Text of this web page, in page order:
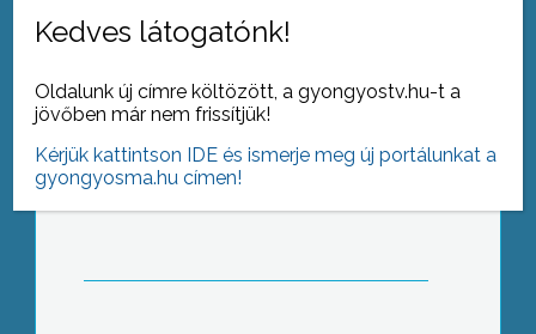
Szigorodó ellenőrzések a
Kedves látogatónk!
Oldalunk új címre költözött, a gyongyostv.hu-t a
jövőben már nem frissítjük!
Kérjük kattintson IDE és ismerje meg új portálunkat a
gyongyosma.hu címen!